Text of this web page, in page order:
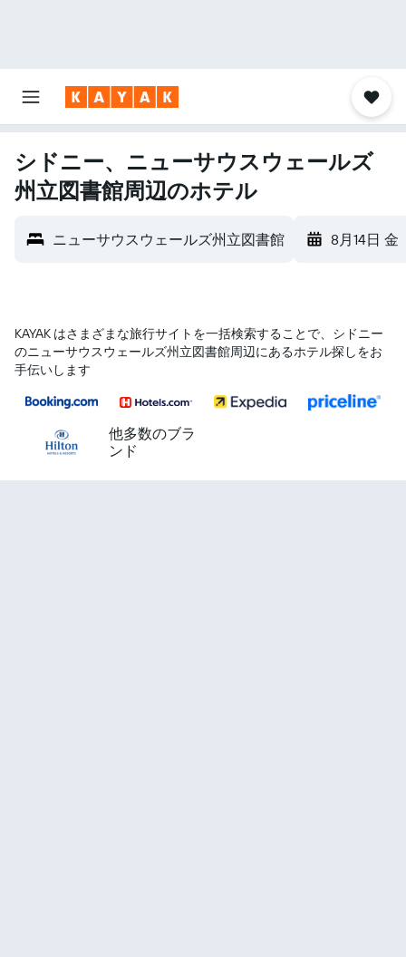
シドニー、ニューサウスウェールズ
州立図書館周辺のホテル
ニューサウスウェールズ州立図書館 8月14日 金
KAYAK はさまざまな旅行サイトを一括検索することで、シドニー​
のニューサウスウェールズ州立図書館​周辺にあるホテル探しをお
手伝いします
他多数のブラ
ンド